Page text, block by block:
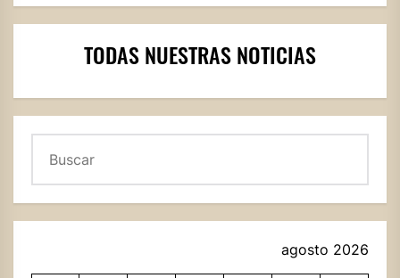
TODAS NUESTRAS NOTICIAS
agosto 2026